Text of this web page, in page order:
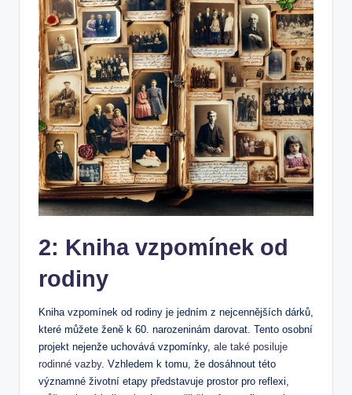
2: Kniha vzpomínek od
rodiny
Kniha vzpomínek od rodiny je jedním z nejcennějších dárků,
které můžete ženě k 60. narozeninám darovat. Tento osobní
projekt nejenže uchovává vzpomínky, ale také posiluje
rodinné vazby. Vzhledem k tomu, že dosáhnout této
významné životní etapy představuje prostor pro reflexi,